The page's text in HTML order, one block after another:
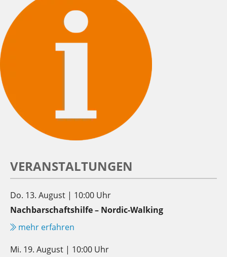
VERANSTALTUNGEN
Do. 13. August | 10:00 Uhr
Nachbarschaftshilfe – Nordic-Walking
mehr erfahren
Mi. 19. August | 10:00 Uhr